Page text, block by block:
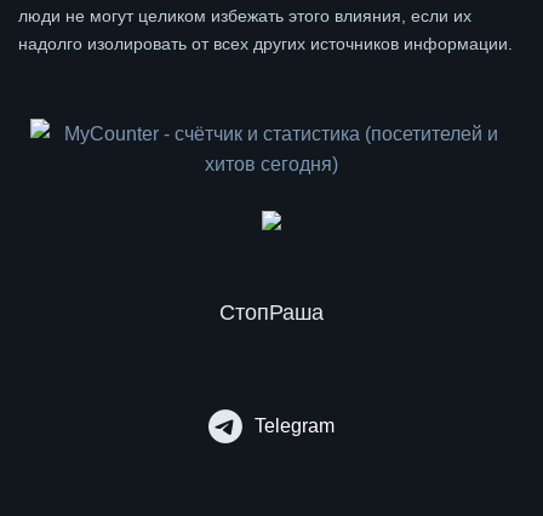
люди не могут целиком избежать этого влияния, если их
надолго изолировать от всех других источников информации.
СтопРаша
Telegram